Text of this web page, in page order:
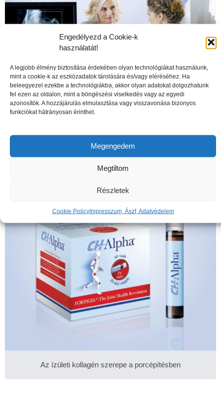
Engedélyezd a Cookie-k
használatát!
A legjobb élmény biztosítása érdekében olyan technológiákat használunk,
mint a cookie-k az eszközadatok tárolására és/vagy eléréséhez. Ha
beleegyezel ezekbe a technológiákba, akkor olyan adatokat dolgozhatunk
fel ezen az oldalon, mint a böngészési viselkedés vagy az egyedi
azonosítók. A hozzájárulás elmulasztása vagy visszavonása bizonyos
funkciókat hátrányosan érinthet.
Megengedem
Megtiltom
Részletek
Cookie PolicyImpresszum, Ászf, Adatvédelem
Az ízületi kollagén szerepe a porcépítésben